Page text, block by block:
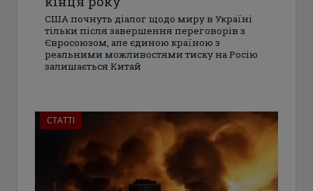
США почнуть діалог щодо миру в Україні
тільки після завершення переговорів з
Євросоюзом, але єдиною країною з
реальними можливостями тиску на Росію
залишається Китай
СТАТТІ